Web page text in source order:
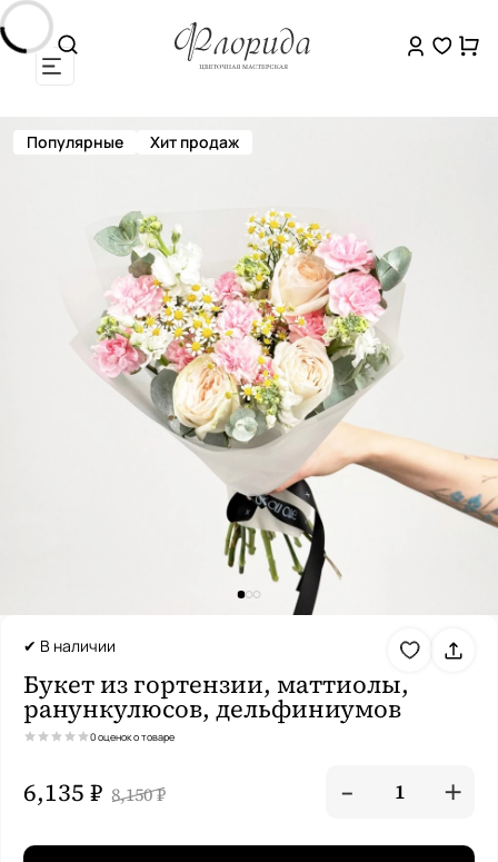
Популярные Хит продаж
✔ В наличии
Букет из гортензии, маттиолы,
ранункулюсов, дельфиниумов
0 оценок о товаре
6,135 ₽ 8,150 ₽ - 1 +